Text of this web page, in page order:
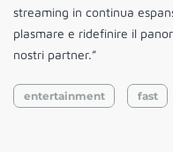
streaming in continua
plasmare e ridefinire il
nostri partner.”
entertainment fast